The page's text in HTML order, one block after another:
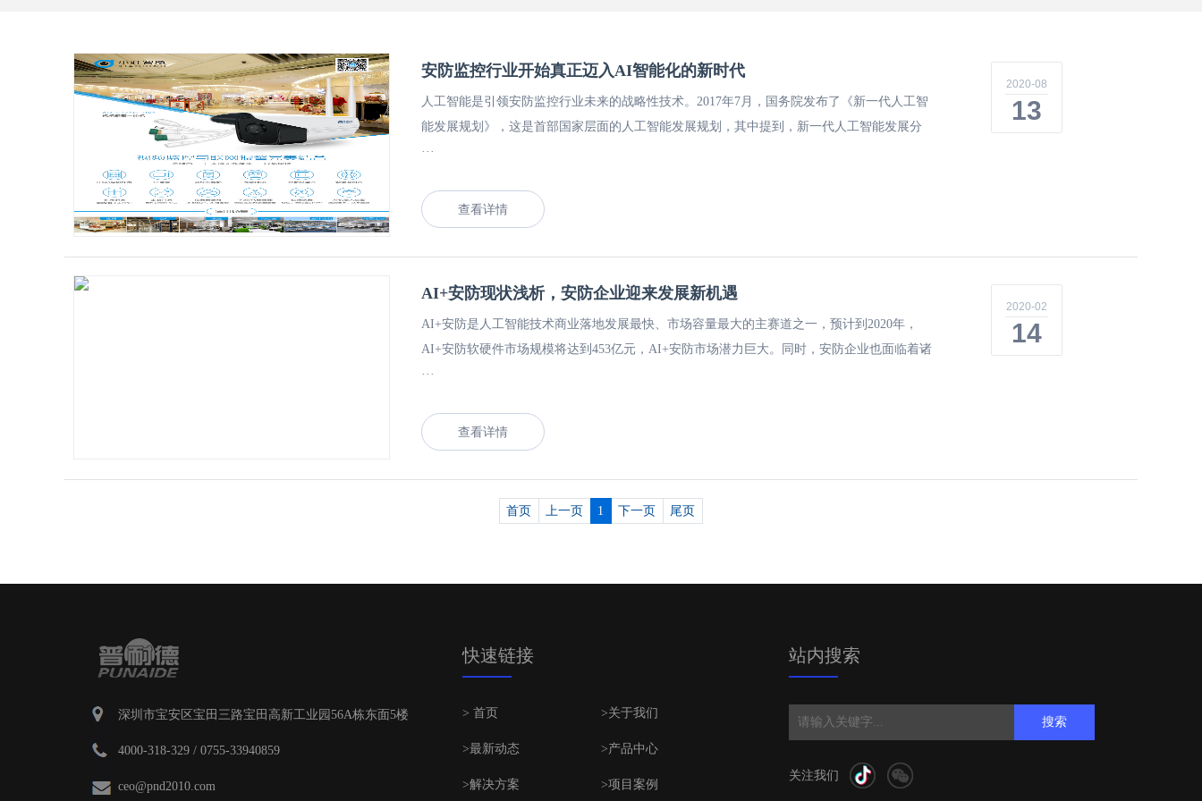
安防监控行业开始真正迈入AI智能化的新时代
人工智能是引领安防监控行业未来的战略性技术。2017年7月，国务院发布了《新一代人工智
能发展规划》，这是首部国家层面的人工智能发展规划，其中提到，新一代人工智能发展分
···
2020-08
13
查看详情
AI+安防现状浅析，安防企业迎来发展新机遇
AI+安防是人工智能技术商业落地发展最快、市场容量最大的主赛道之一，预计到2020年，
AI+安防软硬件市场规模将达到453亿元，AI+安防市场潜力巨大。同时，安防企业也面临着诸
···
2020-02
14
查看详情
首页 上一页 1 下一页 尾页
深圳市宝安区宝田三路宝田高新工业园56A栋东面5楼
4000-318-329 / 0755-33940859
ceo@pnd2010.com
快速链接
> 首页 >关于我们
>最新动态 >产品中心
>解决方案 >项目案例
站内搜索
搜索
关注我们